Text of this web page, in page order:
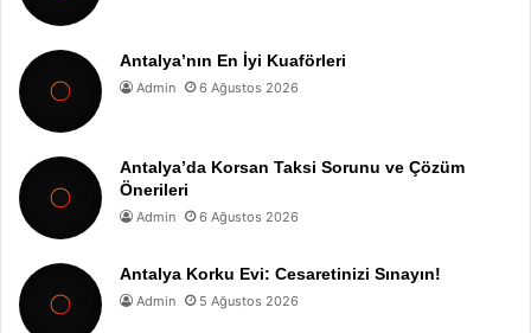
Antalya’nın En İyi Kuaförleri
Admin 6 Ağustos 2026
Antalya’da Korsan Taksi Sorunu ve Çözüm
Önerileri
Admin 6 Ağustos 2026
Antalya Korku Evi: Cesaretinizi Sınayın!
Admin 5 Ağustos 2026